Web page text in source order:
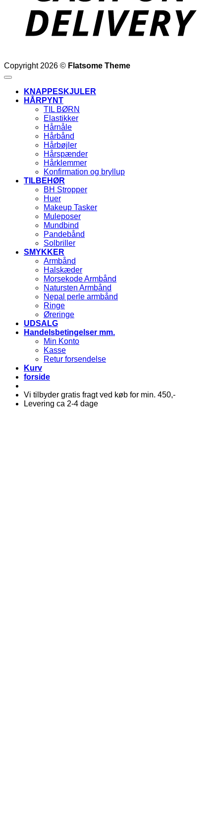
Copyright 2026 © Flatsome Theme
KNAPPESKJULER
HÅRPYNT
TIL BØRN
Elastikker
Hårnåle
Hårbånd
Hårbøjler
Hårspænder
Hårklemmer
Konfirmation og bryllup
TILBEHØR
BH Stropper
Huer
Makeup Tasker
Muleposer
Mundbind
Pandebånd
Solbriller
SMYKKER
Armbånd
Halskæder
Morsekode Armbånd
Natursten Armbånd
Nepal perle armbånd
Ringe
Øreringe
UDSALG
Handelsbetingelser mm.
Min Konto
Kasse
Retur forsendelse
Kurv
forside
Vi tilbyder gratis fragt ved køb for min. 450,-
Levering ca 2-4 dage